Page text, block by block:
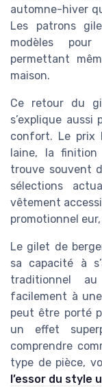
automne-hiver
Les patrons
modèles
permettant
maison.
Ce retour du
s’explique
confort. Le prix
laine, la
trouve souvent
sélections
vêtement
promotionnel
Le gilet de
sa capacité à
traditionnel
facilement à
peut être porté
un effet
comprendre
type de pièce,
l’essor du style